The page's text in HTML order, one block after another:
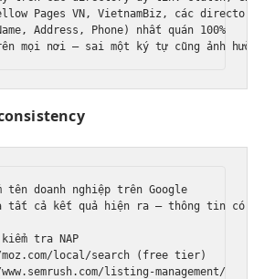
Pages VN, VietnamBiz, các directory
Address, Phone) nhất quán 100%
tên doanh nghiệp trên Google
tất cả kết quả hiện ra — thông tin có nhất
tra NAP
local/search (free tier)
listing-management/